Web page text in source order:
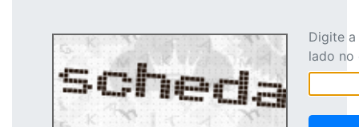
Digite
lado no